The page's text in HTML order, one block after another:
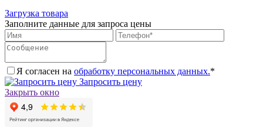
Загрузка товара
Заполните данные для запроса цены
Я согласен на обработку персональных данных.*
Запросить цену
Закрыть окно